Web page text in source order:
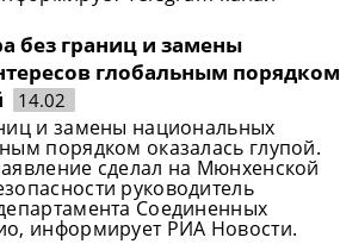
без границ и замены
глобальным порядком
14.02
и замены национальных
порядком оказалась глупой.
сделал на Мюнхенской
руководитель
Соединенных
информирует РИА Новости.